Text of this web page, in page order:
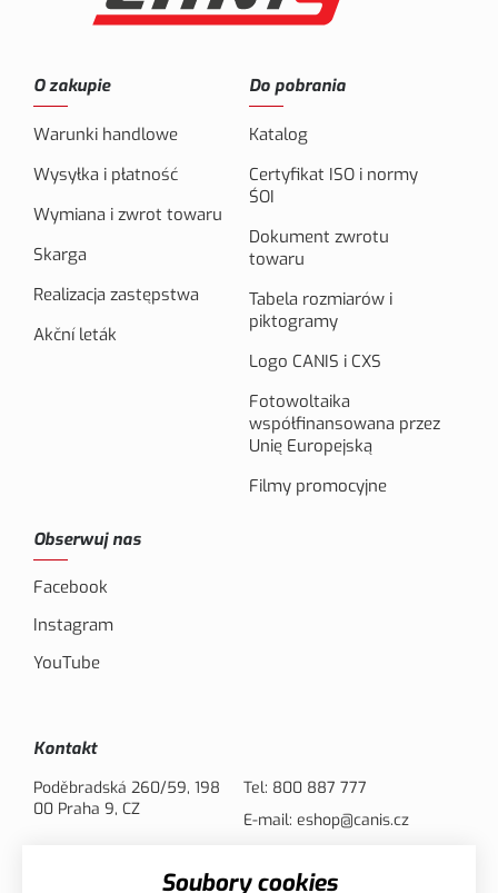
O zakupie
Warunki handlowe
Wysyłka i płatność
Wymiana i zwrot towaru
Skarga
Realizacja zastępstwa
Akční leták
Do pobrania
Katalog
Certyfikat ISO i normy
ŚOI
Dokument zwrotu
towaru
Tabela rozmiarów i
piktogramy
Logo CANIS i CXS
Fotowoltaika
współfinansowana przez
Unię Europejską
Filmy promocyjne
Obserwuj nas
Facebook
Instagram
YouTube
Kontakt
Poděbradská 260/59, 198
00 Praha 9, CZ
Tel: 800 887 777
E-mail: eshop@canis.cz
Soubory cookies